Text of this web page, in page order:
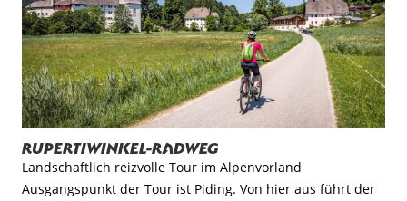
Rupertiwinkel-Radweg
Landschaftlich reizvolle Tour im Alpenvorland
Ausgangspunkt der Tour ist Piding. Von hier aus führt der